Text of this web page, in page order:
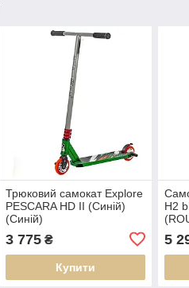
Трюковий самокат Explore
PESCARA HD II (Синій)
(Синій)
3 775₴
Купити
H2
5